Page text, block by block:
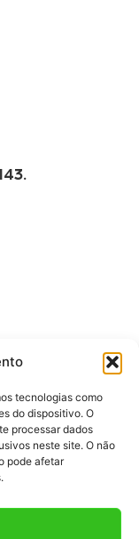
tecnologias como
do dispositivo. O
processar dados
neste site. O não
pode afetar